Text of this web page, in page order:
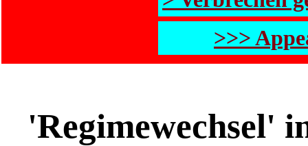
>>>
'Regimewechsel'